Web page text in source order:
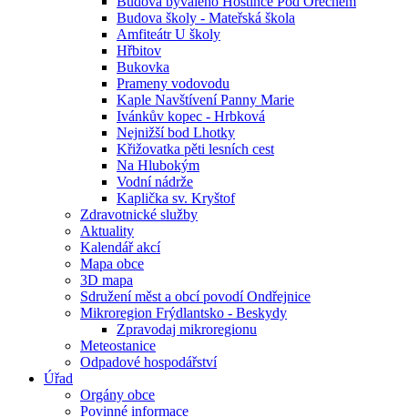
Budova školy - Mateřská škola
Amfiteátr U školy
Hřbitov
Bukovka
Prameny vodovodu
Kaple Navštívení Panny Marie
Ivánkův kopec - Hrbková
Nejnižší bod Lhotky
Křižovatka pěti lesních cest
Na Hlubokým
Vodní nádrže
Kaplička sv. Kryštof
Zdravotnické služby
Aktuality
Kalendář akcí
Mapa obce
3D mapa
Sdružení měst a obcí povodí Ondřejnice
Mikroregion Frýdlantsko - Beskydy
Zpravodaj mikroregionu
Meteostanice
Odpadové hospodářství
Úřad
Orgány obce
Povinné informace